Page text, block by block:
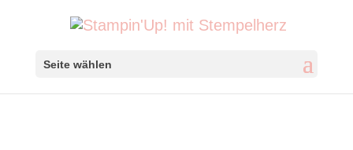
Seite wählen